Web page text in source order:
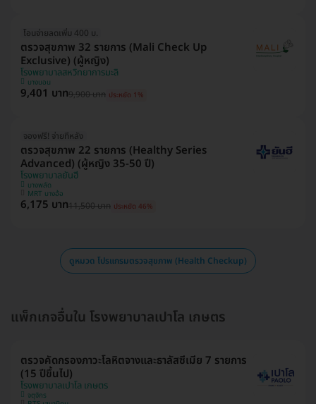
โอนจ่ายลดเพิ่ม 400 บ.
ตรวจสุขภาพ 32 รายการ (Mali Check Up
Exclusive) (ผู้หญิง)
โรงพยาบาลสหวิทยาการมะลิ
บางบอน
9,401 บาท9,900 บาท ประหยัด 1%
จองฟรี! จ่ายทีหลัง
ตรวจสุขภาพ 22 รายการ (Healthy Series
Advanced) (ผู้หญิง 35-50 ปี)
โรงพยาบาลยันฮี
บางพลัด
MRT บางอ้อ
6,175 บาท11,500 บาท ประหยัด 46%
ดูหมวด โปรแกรมตรวจสุขภาพ (Health Checkup)
แพ็กเกจอื่นใน โรงพยาบาลเปาโล เกษตร
ตรวจคัดกรองภาวะโลหิตจางและธาลัสซีเมีย 7 รายการ
(15 ปีขึ้นไป)
โรงพยาบาลเปาโล เกษตร
จตุจักร